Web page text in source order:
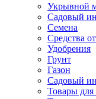
Укрывной
Садовый
Семена
Средства
Удобрения
Грунт
Газон
Садовый
Товары для